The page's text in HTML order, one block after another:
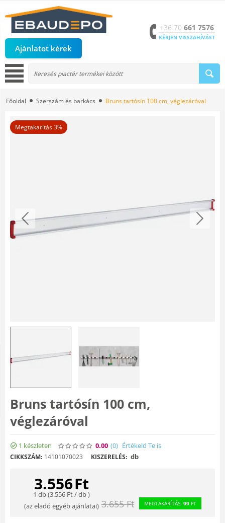
Ajánlatot kérek
+36 70 661 7576
KÉRJEN VISSZAHÍVÁST
Főoldal Szerszám és barkács Bruns tartósín 100 cm, véglezáróval
Megtakarítás 3%
Bruns tartósín 100 cm,
véglezáróval
1 készleten 0.00 (0) Értékeld Te is
CIKKSZÁM: 14101070023 KISZERELÉS: db
3.556Ft
1 db (3.556Ft/ db )
(az eladó egyéb ajánlatai) 3.655 Ft MEGTAKARÍTÁS: 99FT